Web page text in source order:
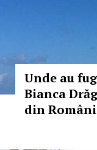
Unde au
Bianca
din